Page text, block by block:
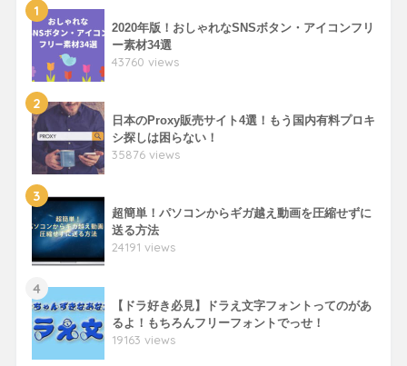
1
2020年版！おしゃれなSNSボタン・アイコンフリ
ー素材34選
43760 views
2
日本のProxy販売サイト4選！もう国内有料プロキ
シ探しは困らない！
35876 views
3
超簡単！パソコンからギガ越え動画を圧縮せずに
送る方法
24191 views
4
【ドラ好き必見】ドラえ文字フォントってのがあ
るよ！もちろんフリーフォントでっせ！
19163 views